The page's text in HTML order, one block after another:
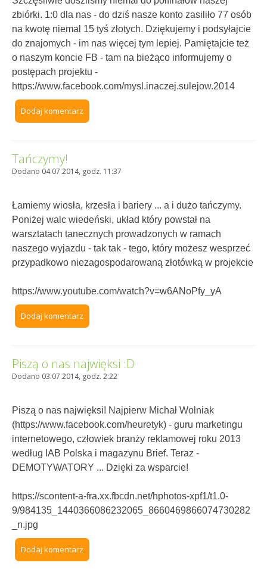
zbiórki. 1:0 dla nas - do dziś nasze konto zasiliło 77 osób
na kwotę niemal 15 tyś złotych. Dziękujemy i podsyłajcie
do znajomych - im nas więcej tym lepiej. Pamiętajcie też
o naszym koncie FB - tam na bieżąco informujemy o
postępach projektu -
https://www.facebook.com/mysl.inaczej.sulejow.2014
Dodaj komentarz
Tańczymy!
Dodano 04.07.2014, godz. 11:37
Łamiemy wiosła, krzesła i bariery ... a i dużo tańczymy.
Poniżej walc wiedeński, układ który powstał na
warsztatach tanecznych prowadzonych w ramach
naszego wyjazdu - tak tak - tego, który możesz wesprzeć
przypadkowo niezagospodarowaną złotówką w projekcie
https://www.youtube.com/watch?v=w6ANoPfy_yA
Dodaj komentarz
Piszą o nas najwięksi :D
Dodano 03.07.2014, godz. 2:22
Piszą o nas najwięksi! Najpierw Michał Wolniak
(https://www.facebook.com/heuretyk) - guru marketingu
internetowego, człowiek branży reklamowej roku 2013
według IAB Polska i magazynu Brief. Teraz -
DEMOTYWATORY ... Dzięki za wsparcie!
https://scontent-a-fra.xx.fbcdn.net/hphotos-xpf1/t1.0-
9/984135_1440366086232065_8660469866074730282
_n.jpg
Dodaj komentarz